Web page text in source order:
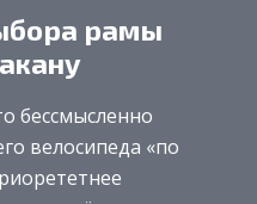
рамы
бессмысленно
велосипеда «по